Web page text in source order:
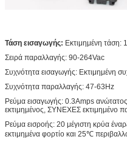
Τάση εισαγωγής: Εκτιμημένη τάση:
Σειρά παραλλαγής: 90-264Vac
Συχνότητα εισαγωγής: Εκτιμημένη
Συχνότητα παραλλαγής: 47-63Hz
Ρεύμα εισαγωγής: 0.3Amps
εκτιμημένος, ΣΥΝΕΧΕΣ εκτιμημένο
Ρεύμα εισροής: 20 μέγιστη κρύα
εκτιμημένα φορτίο και 25℃